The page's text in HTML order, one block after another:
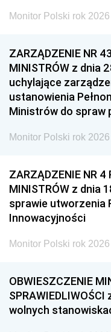
Monitor Polski rok
ZARZĄDZENIE NR
MINISTRÓW z dnia
uchylające
ustanowienia
Ministrów do spraw
Monitor Polski rok
ZARZĄDZENIE NR 4
MINISTRÓW z dnia
sprawie utworzenia
Innowacyjności
Monitor Polski rok
OBWIESZCZENIE
wolnych